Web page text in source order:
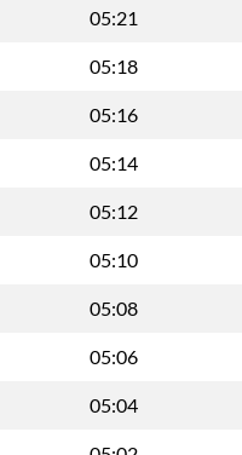
05:21
05:18
05:16
05:14
05:12
05:10
05:08
05:06
05:04